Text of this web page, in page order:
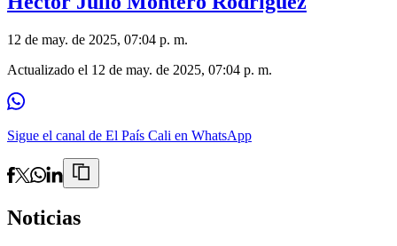
12 de may. de 2025, 07:04 p. m.
Actualizado el 12 de may. de 2025, 07:04 p. m.
Sigue el canal de El País Cali en WhatsApp
Noticias